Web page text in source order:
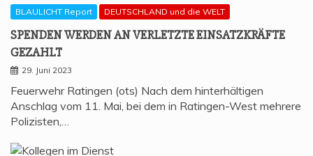
BLAULICHT Report DEUTSCHLAND und die WELT
SPEN­DEN WER­DEN AN VER­LETZ­TE EIN­SATZ­KRÄF­TE
GEZAHLT
29. Juni 2023
Feuerwehr Ratingen (ots) Nach dem hinterhältigen
Anschlag vom 11. Mai, bei dem in Ratingen-West mehrere
Polizisten,…